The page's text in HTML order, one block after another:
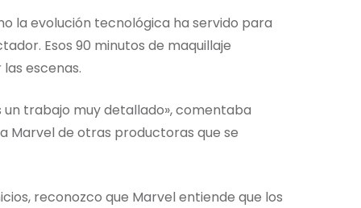
la evolución tecnológica ha servido para
Esos 90 minutos de maquillaje
escenas.
un trabajo muy detallado», comentaba
Marvel de otras productoras que se
reconozco que Marvel entiende que los